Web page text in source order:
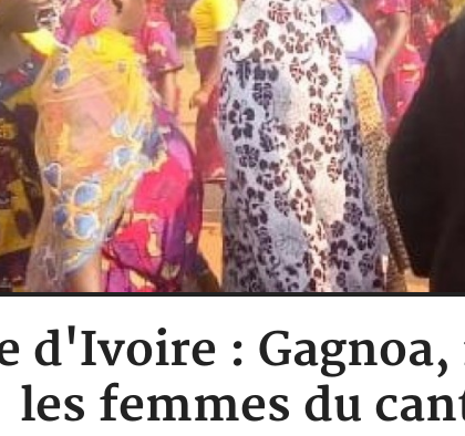
d'Ivoire :
les femmes du